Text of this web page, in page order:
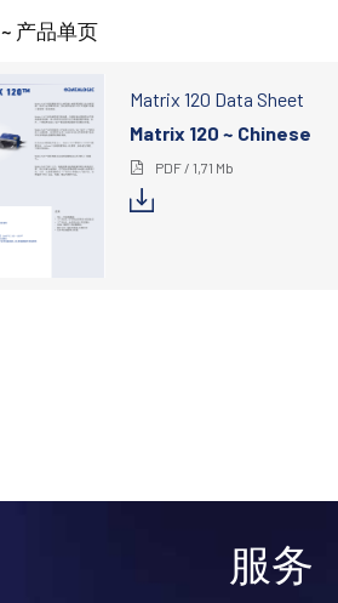
产品单页
Matrix 120 Data Sheet
Matrix 120 ~ Chinese
PDF / 1,71 Mb
服务